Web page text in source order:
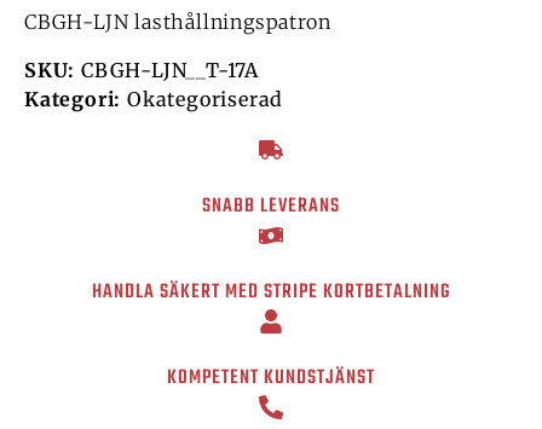
CBGH-LJN lasthållningspatron
SKU: CBGH-LJN__T-17A
Kategori: Okategoriserad
SNABB LEVERANS
HANDLA SÄKERT MED STRIPE KORTBETALNING
KOMPETENT KUNDSTJÄNST